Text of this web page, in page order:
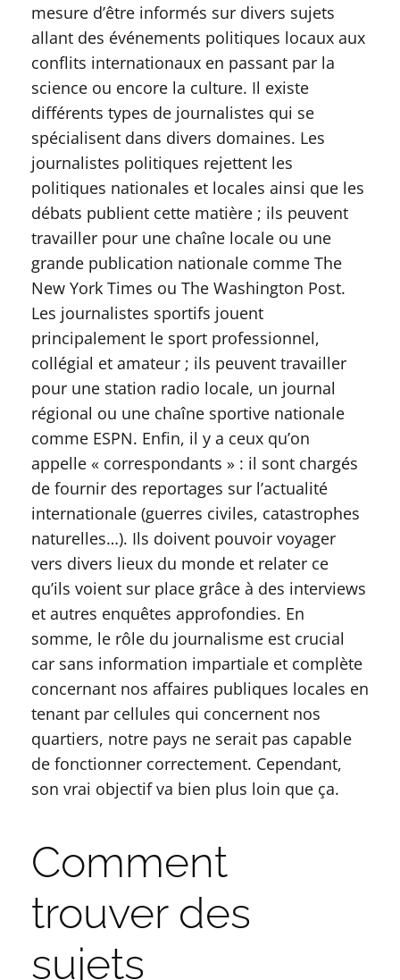
mesure d’être informés sur divers sujets
allant des événements politiques locaux aux
conflits internationaux en passant par la
science ou encore la culture. Il existe
différents types de journalistes qui se
spécialisent dans divers domaines. Les
journalistes politiques rejettent les
politiques nationales et locales ainsi que les
débats publient cette matière ; ils peuvent
travailler pour une chaîne locale ou une
grande publication nationale comme The
New York Times ou The Washington Post.
Les journalistes sportifs jouent
principalement le sport professionnel,
collégial et amateur ; ils peuvent travailler
pour une station radio locale, un journal
régional ou une chaîne sportive nationale
comme ESPN. Enfin, il y a ceux qu’on
appelle « correspondants » : il sont chargés
de fournir des reportages sur l’actualité
internationale (guerres civiles, catastrophes
naturelles…). Ils doivent pouvoir voyager
vers divers lieux du monde et relater ce
qu’ils voient sur place grâce à des interviews
et autres enquêtes approfondies. En
somme, le rôle du journalisme est crucial
car sans information impartiale et complète
concernant nos affaires publiques locales en
tenant par cellules qui concernent nos
quartiers, notre pays ne serait pas capable
de fonctionner correctement. Cependant,
son vrai objectif va bien plus loin que ça.
Comment
trouver des
sujets